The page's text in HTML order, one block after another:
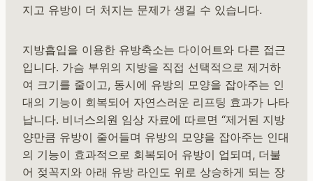
지고 유방이 더 처지는 문제가 생길 수 있습니다.
지방흡입을 이용한 유방축소는 다이어트와 다른 접근
입니다. 가슴 부위의 지방을 직접 선택적으로 제거하
여 크기를 줄이고, 동시에 유방의 모양을 잡아주는 인
대의 기능이 회복되어 자연스러운 리프팅 효과가 나타
납니다. 비너스의원 임상 자료에 따르면 “제거된 지방
양만큼 유방이 줄어들며 유방의 모양을 잡아주는 인대
의 기능이 효과적으로 회복되어 유방이 업되며, 더불
어 젖꼭지와 아래 유방 라인도 위로 상승하게 되는 장